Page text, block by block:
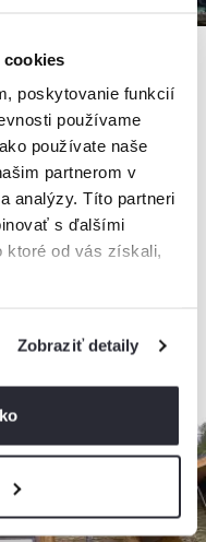
poskytovanie funkcií
používame
používate naše
partnerom v
analýzy. Títo partneri
s ďalšími
ktoré od vás získali,
Zobraziť detaily